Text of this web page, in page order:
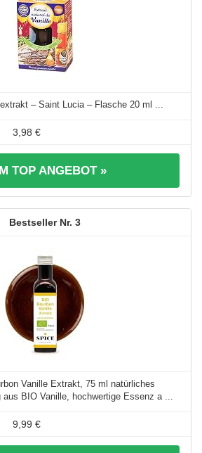
– Saint Lucia – Flasche 20 ml ...
3,98 €
TOP ANGEBOT »
3
Vanille Extrakt, 75 ml natürliches
BIO Vanille, hochwertige Essenz a ...
9,99 €